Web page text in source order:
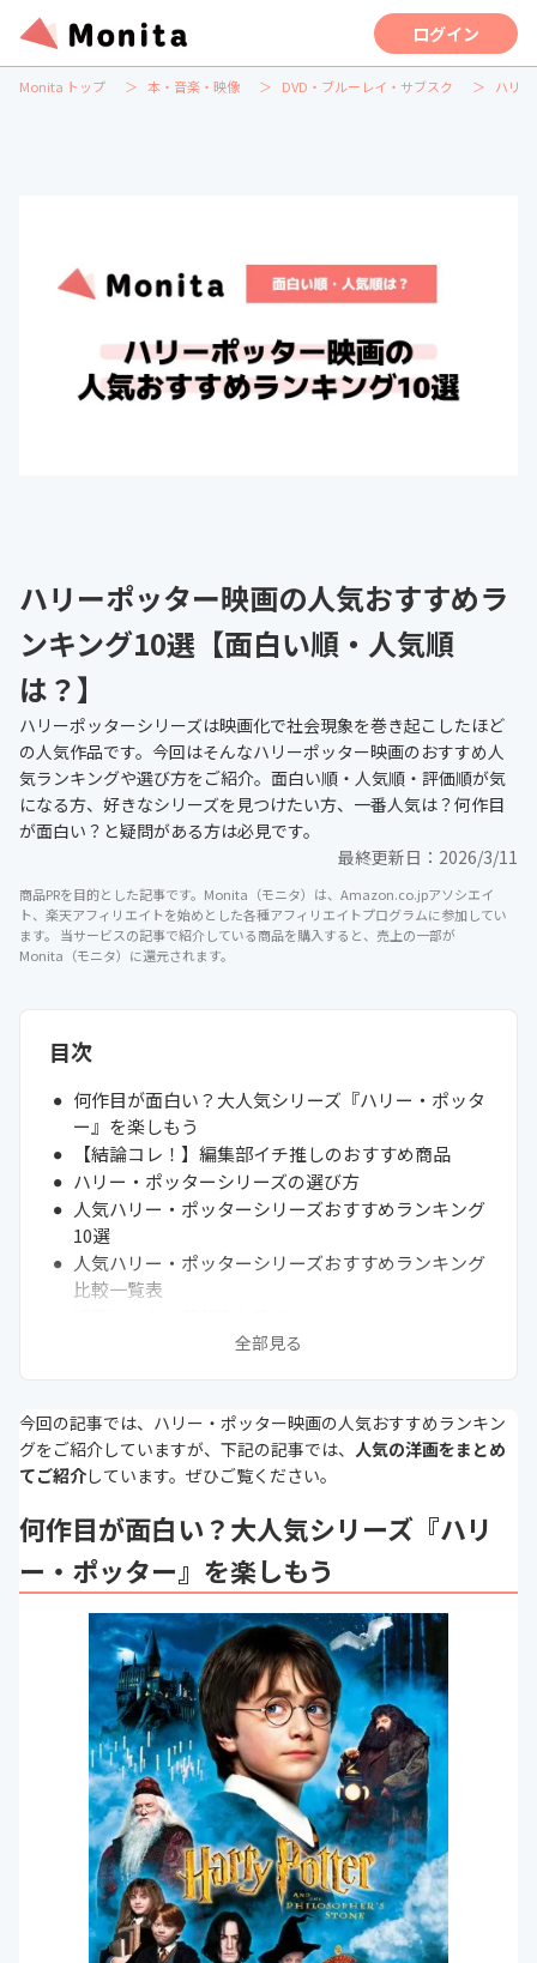
ログイン
Monita トップ 本・音楽・映像 DVD・ブルーレイ・サブスク ハリ
ハリーポッター映画の人気おすすめラ
ンキング10選【面白い順・人気順
は？】
ハリーポッターシリーズは映画化で社会現象を巻き起こしたほど
の人気作品です。今回はそんなハリーポッター映画のおすすめ人
気ランキングや選び方をご紹介。面白い順・人気順・評価順が気
になる方、好きなシリーズを見つけたい方、一番人気は？何作目
が面白い？と疑問がある方は必見です。
最終更新日： 2026/3/11
商品PRを目的とした記事です。Monita（モニタ）は、Amazon.co.jpアソシエイ
ト、楽天アフィリエイトを始めとした各種アフィリエイトプログラムに参加してい
ます。 当サービスの記事で紹介している商品を購入すると、売上の一部が
Monita（モニタ）に還元されます。
目次
何作目が面白い？大人気シリーズ『ハリー・ポッタ
ー』を楽しもう
【結論コレ！】編集部イチ推しのおすすめ商品
ハリー・ポッターシリーズの選び方
人気ハリー・ポッターシリーズおすすめランキング
10選
人気ハリー・ポッターシリーズおすすめランキング
比較一覧表
そもそもハリーポッターシリーズとは？
USJでは杖やローブで制服コスプレやアトラクショ
ンが楽しもう！
自宅で一気見しよう！シリーズ映画のおすすめ！
全部見る
今回の記事では、ハリー・ポッター映画の人気おすすめランキン
グをご紹介していますが、下記の記事では、 人気の洋画をまとめ
てご紹介しています。ぜひご覧ください。
何作目が面白い？大人気シリーズ『ハリ
ー・ポッター』を楽しもう